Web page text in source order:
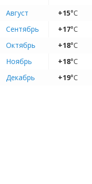
Август
+15°C
Сентябрь
+17°C
Октябрь
+18°C
Ноябрь
+18°C
Декабрь
+19°C